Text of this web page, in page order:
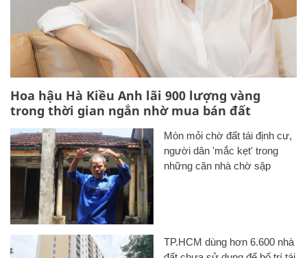
Hoa hậu Hà Kiều Anh lãi 900 lượng vàng
trong thời gian ngắn nhờ mua bán đất
Mòn mỏi chờ đất tái định cư,
người dân 'mắc kẹt' trong
những căn nhà chờ sập
TP.HCM dùng hơn 6.600 nhà